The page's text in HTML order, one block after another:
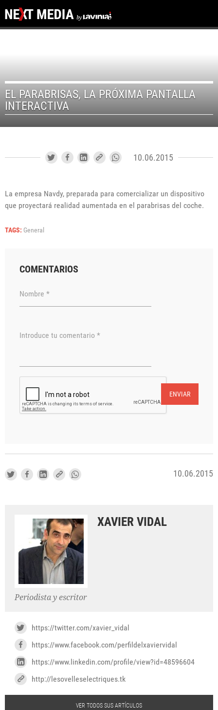
EL PARABRISAS, LA PRÓXIMA PANTALLA
INTERACTIVA
10.06.2015
La empresa Navdy, preparada para comercializar un dispositivo
que proyectará realidad aumentada en el parabrisas del coche.
TAGS: General
COMENTARIOS
Nombre *
Introduce tu comentario *
ENVIAR
10.06.2015
XAVIER VIDAL
Periodista y escritor
https://twitter.com/xavier_vidal
https://www.facebook.com/perfildelxaviervidal
https://www.linkedin.com/profile/view?id=48596604
http://lesovelleselectriques.tk
VER TODOS SUS ARTÍCULOS